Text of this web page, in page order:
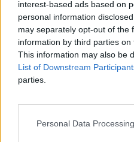
interest-based ads based on
personal information
may separately opt-out of the
information by third parties on
This information may also be
List of Downstream
parties.
Personal Data